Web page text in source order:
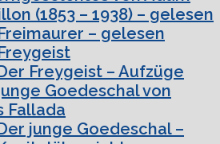
(1853 – 1938) – gelesen
– gelesen
Freygeist – Aufzüge
Goedeschal von
Fallada
junge Goedeschal –